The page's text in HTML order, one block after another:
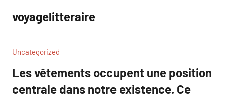
contenu
voyagelitteraire
Uncategorized
Les vêtements occupent une position
centrale dans notre existence. Ce